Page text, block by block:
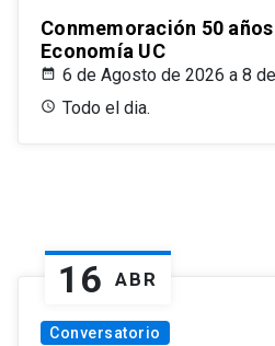
Conmemoración 50
Economía UC
6 de Agosto de 2026 a 8
Todo el dia.
16 ABR
Conversatorio